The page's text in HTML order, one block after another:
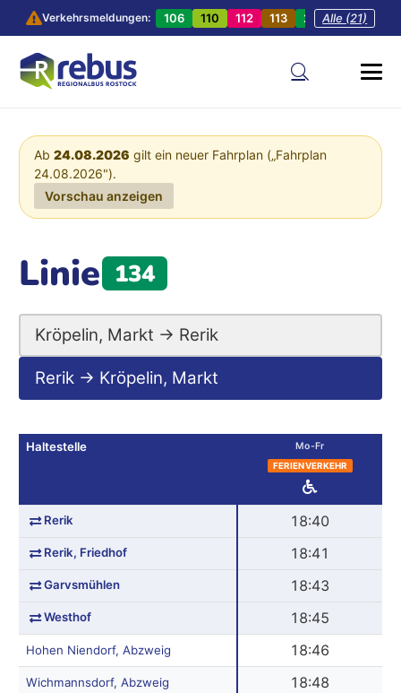
Verkehrsmeldungen: 106 110 112 113 201 202
Alle (21)
Ab 24.08.2026 gilt ein neuer Fahrplan („Fahrplan
24.08.2026").
Vorschau anzeigen
Linie 134
Kröpelin, Markt → Rerik
Rerik → Kröpelin, Markt
Haltestelle Mo-Fr
FERIENVERKEHR
Rerik 18:40
Rerik, Friedhof 18:41
Garvsmühlen 18:43
Westhof 18:45
Hohen Niendorf, Abzweig 18:46
Wichmannsdorf, Abzweig 18:48